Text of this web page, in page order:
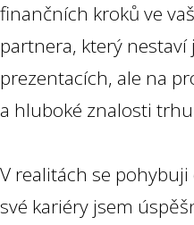
finančních kroků ve
partnera, který nestaví
prezentacích, ale na
a hluboké znalosti
V realitách se
své kariéry jsem